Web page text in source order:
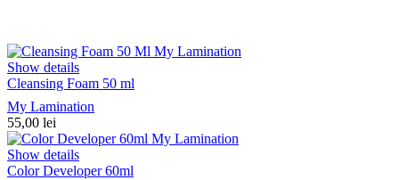
Show details
Cleansing Foam 50 ml
My Lamination
55,00 lei
Show details
Color Developer 60ml